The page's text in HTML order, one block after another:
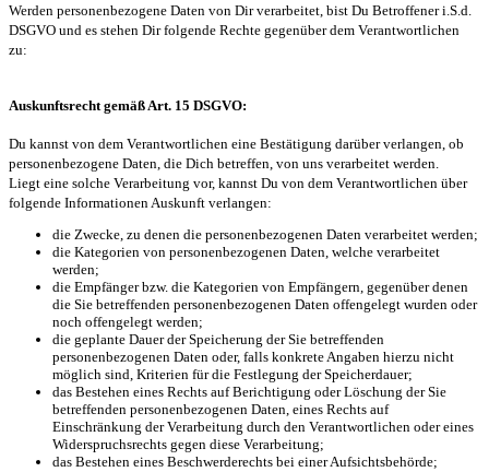
Werden personenbezogene Daten von Dir verarbeitet, bist Du Betroffener i.S.d.
DSGVO und es stehen Dir folgende Rechte gegenüber dem Verantwortlichen
zu:
Auskunftsrecht gemäß Art. 15 DSGVO:
Du kannst von dem Verantwortlichen eine Bestätigung darüber verlangen, ob
personenbezogene Daten, die Dich betreffen, von uns verarbeitet werden.
Liegt eine solche Verarbeitung vor, kannst Du von dem Verantwortlichen über
folgende Informationen Auskunft verlangen:
die Zwecke, zu denen die personenbezogenen Daten verarbeitet werden;
die Kategorien von personenbezogenen Daten, welche verarbeitet
werden;
die Empfänger bzw. die Kategorien von Empfängern, gegenüber denen
die Sie betreffenden personenbezogenen Daten offengelegt wurden oder
noch offengelegt werden;
die geplante Dauer der Speicherung der Sie betreffenden
personenbezogenen Daten oder, falls konkrete Angaben hierzu nicht
möglich sind, Kriterien für die Festlegung der Speicherdauer;
das Bestehen eines Rechts auf Berichtigung oder Löschung der Sie
betreffenden personenbezogenen Daten, eines Rechts auf
Einschränkung der Verarbeitung durch den Verantwortlichen oder eines
Widerspruchsrechts gegen diese Verarbeitung;
das Bestehen eines Beschwerderechts bei einer Aufsichtsbehörde;